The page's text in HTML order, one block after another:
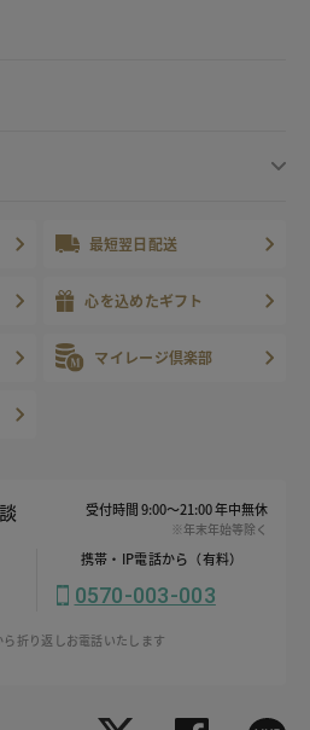
最短翌日配送
心を込めたギフト
マイレージ倶楽部
受付時間 9:00～21:00 年中無休
※年末年始等除く
携帯・IP電話から（有料）
0570-003-003
折り返しお電話いたします